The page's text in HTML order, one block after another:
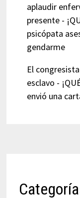
aplaudir
presente -
psicópata
gendarme
El
esclavo -
envió una